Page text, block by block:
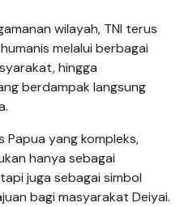
wilayah, TNI terus
melalui berbagai
hingga
berdampak langsung
yang kompleks,
hanya sebagai
juga sebagai simbol
bagi masyarakat Deiyai.